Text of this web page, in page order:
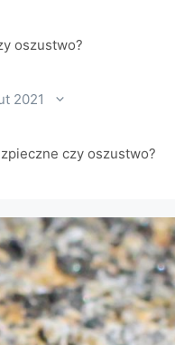
oszustwo?
2021
czy oszustwo?